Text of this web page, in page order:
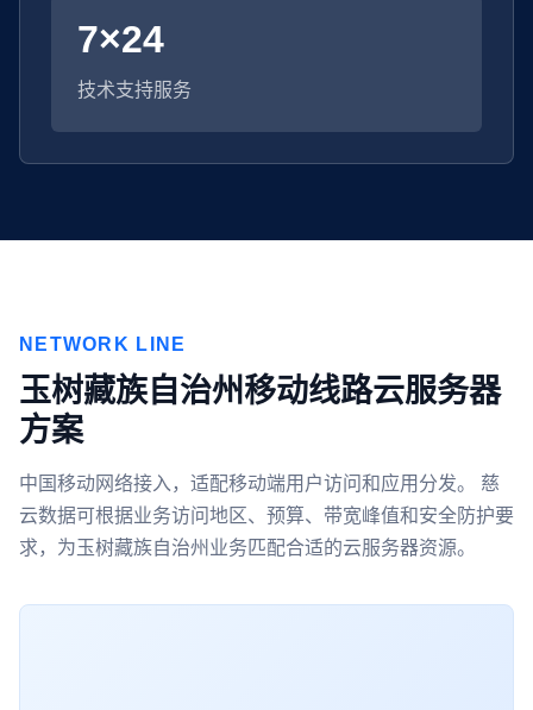
7×24
技术支持服务
NETWORK LINE
玉树藏族自治州移动线路云服务器
方案
中国移动网络接入，适配移动端用户访问和应用分发。 慈
云数据可根据业务访问地区、预算、带宽峰值和安全防护要
求，为玉树藏族自治州业务匹配合适的云服务器资源。